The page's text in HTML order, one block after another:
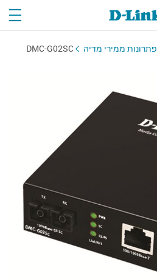
פתרונות ממירי מדיה DMC-G02SC